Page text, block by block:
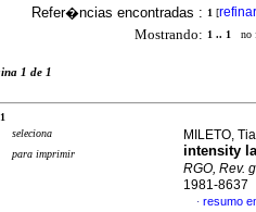
Refer�ncias encontradas : 1 [refinar
Mostrando: 1 .. 1 no
1 de 1
seleciona
para imprimir
MILETO,
intensity
RGO, Rev.
1981-8637
· resumo